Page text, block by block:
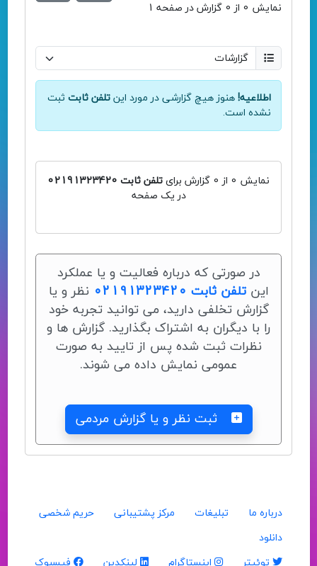
نمایش 0 از 0 گزارش در صفحه 1
اطلاعیه! هنوز هیچ گزارشی در مورد این تلفن ثابت ثبت
نشده است.
نمایش 0 از 0 گزارش برای
تلفن ثابت 02191323420
در یک صفحه
در صورتی که درباره فعالیت و یا عملکرد
اینتلفن ثابت 02191323420
نظر و یا
گزارش تخلفی دارید، می توانید تجربه خود
را با دیگران به اشتراک بگذارید. گزارش ها و
نظرات ثبت شده پس از تایید به صورت
عمومی نمایش داده می شوند.
ثبت نظر و یا گزارش مردمی
درباره ما تبلیغات مرکز پشتیبانی
حریم شخصی
دانلود
توئیتر
اینستاگرام لینکدین فیسبوک